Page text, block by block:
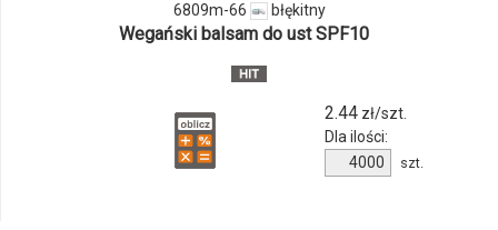
6809m-66 błękitny
Wegański balsam do ust SPF10
2.44zł/szt.
Dla ilości:
Ilość
produktu
szt.